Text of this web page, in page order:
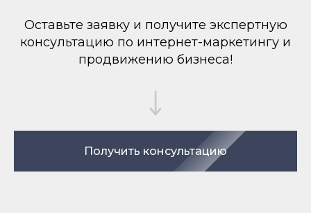
Оставьте заявку и получите экспертную
консультацию по интернет-маркетингу и
продвижению бизнеса!
Получить консультацию